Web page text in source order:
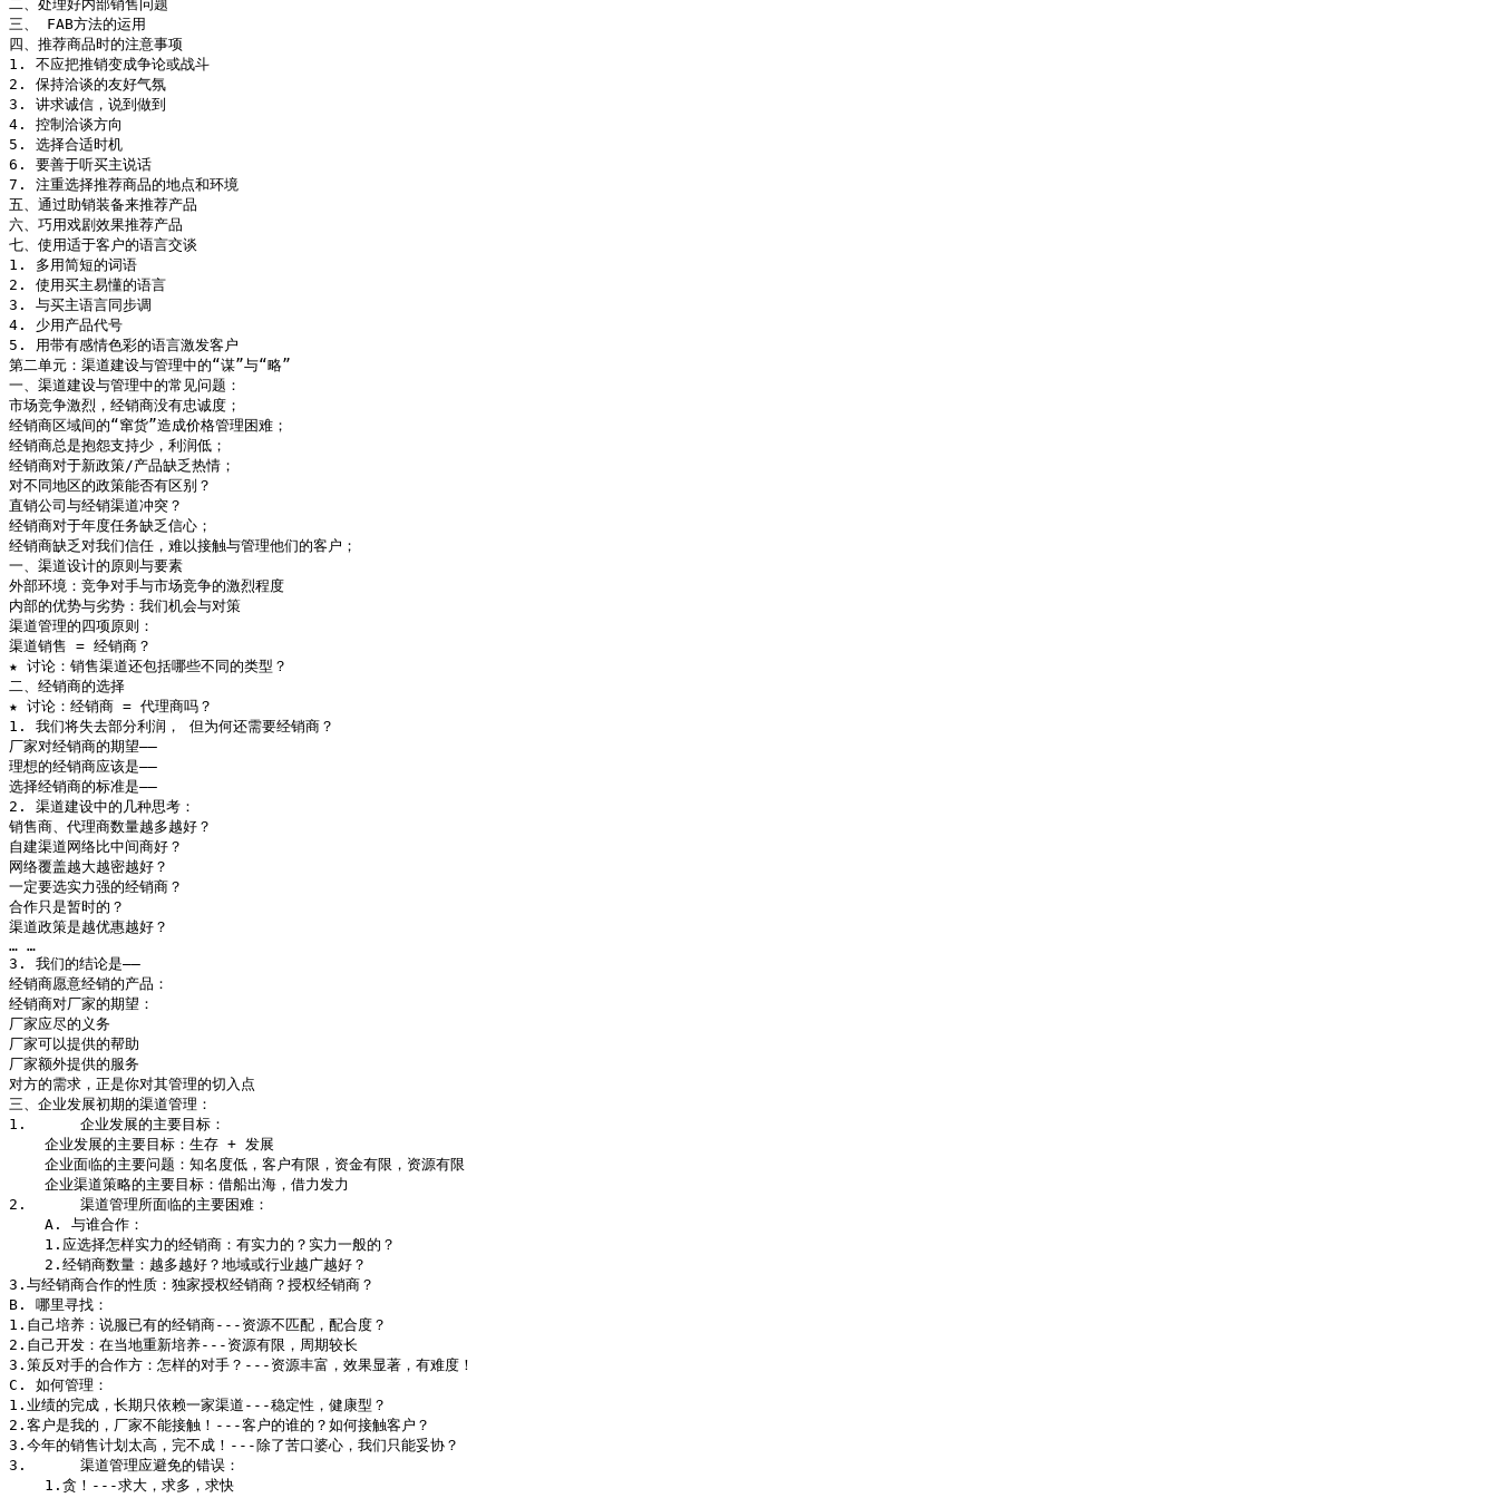
二、处理好内部销售问题
三、 FAB方法的运用
四、推荐商品时的注意事项
1. 不应把推销变成争论或战斗
2. 保持洽谈的友好气氛
3. 讲求诚信，说到做到
4. 控制洽谈方向
5. 选择合适时机
6. 要善于听买主说话
7. 注重选择推荐商品的地点和环境
五、通过助销装备来推荐产品
六、巧用戏剧效果推荐产品
七、使用适于客户的语言交谈
1. 多用简短的词语
2. 使用买主易懂的语言
3. 与买主语言同步调
4. 少用产品代号
5. 用带有感情色彩的语言激发客户
第二单元：渠道建设与管理中的“谋”与“略”
一、渠道建设与管理中的常见问题：
市场竞争激烈，经销商没有忠诚度；
经销商区域间的“窜货”造成价格管理困难；
经销商总是抱怨支持少，利润低；
经销商对于新政策/产品缺乏热情；
对不同地区的政策能否有区别？
直销公司与经销渠道冲突？
经销商对于年度任务缺乏信心；
经销商缺乏对我们信任，难以接触与管理他们的客户；
一、渠道设计的原则与要素
外部环境：竞争对手与市场竞争的激烈程度
内部的优势与劣势：我们机会与对策
渠道管理的四项原则：
渠道销售 = 经销商？
★ 讨论：销售渠道还包括哪些不同的类型？
二、经销商的选择
★ 讨论：经销商 = 代理商吗？
1. 我们将失去部分利润， 但为何还需要经销商？
厂家对经销商的期望――
理想的经销商应该是――
选择经销商的标准是――
2. 渠道建设中的几种思考：
销售商、代理商数量越多越好？
自建渠道网络比中间商好？
网络覆盖越大越密越好？
一定要选实力强的经销商？
合作只是暂时的？
渠道政策是越优惠越好？
… …
3. 我们的结论是――
经销商愿意经销的产品：
经销商对厂家的期望：
厂家应尽的义务
厂家可以提供的帮助
厂家额外提供的服务
对方的需求，正是你对其管理的切入点
三、企业发展初期的渠道管理：
1.	企业发展的主要目标：
    企业发展的主要目标：生存 + 发展
    企业面临的主要问题：知名度低，客户有限，资金有限，资源有限
    企业渠道策略的主要目标：借船出海，借力发力
2.	渠道管理所面临的主要困难：
    A. 与谁合作：
    1.应选择怎样实力的经销商：有实力的？实力一般的？
    2.经销商数量：越多越好？地域或行业越广越好？
3.与经销商合作的性质：独家授权经销商？授权经销商？
B. 哪里寻找：
1.自己培养：说服已有的经销商---资源不匹配，配合度？
2.自己开发：在当地重新培养---资源有限，周期较长
3.策反对手的合作方：怎样的对手？---资源丰富，效果显著，有难度！
C. 如何管理：
1.业绩的完成，长期只依赖一家渠道---稳定性，健康型？
2.客户是我的，厂家不能接触！---客户的谁的？如何接触客户？
3.今年的销售计划太高，完不成！---除了苦口婆心，我们只能妥协？
3.	渠道管理应避免的错误：
    1.贪！---求大，求多，求快